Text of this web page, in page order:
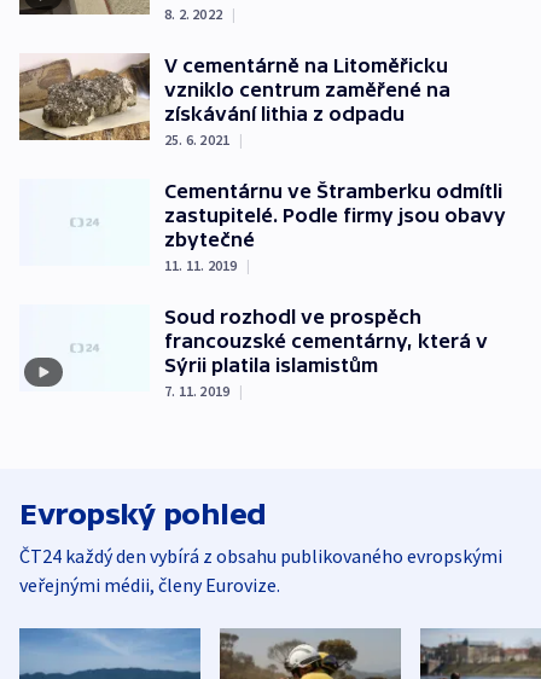
8. 2. 2022 |
V cementárně na Litoměřicku
vzniklo centrum zaměřené na
získávání lithia z odpadu
25. 6. 2021 |
Cementárnu ve Štramberku odmítli
zastupitelé. Podle firmy jsou obavy
zbytečné
11. 11. 2019 |
Soud rozhodl ve prospěch
francouzské cementárny, která v
Sýrii platila islamistům
7. 11. 2019 |
Evropský pohled
ČT24 každý den vybírá z obsahu publikovaného evropskými
veřejnými médii, členy Eurovize.